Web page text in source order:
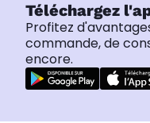
Téléchargez
Profitez
commande, de
encore.